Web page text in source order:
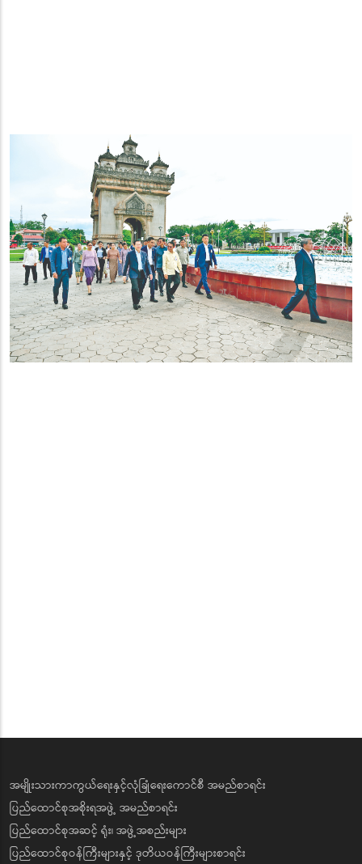
အမျိုးသားကာကွယ်ရေးနှင့်လုံခြုံရေးကောင်စီ အမည်စာရင်း
ပြည်ထောင်စုအစိုးရအဖွဲ့ အမည်စာရင်း
ပြည်ထောင်စုအဆင့် ရုံး၊ အဖွဲ့အစည်းများ
ပြည်ထောင်စုဝန်ကြီးများနှင့် ဒုတိယဝန်ကြီးများစာရင်း